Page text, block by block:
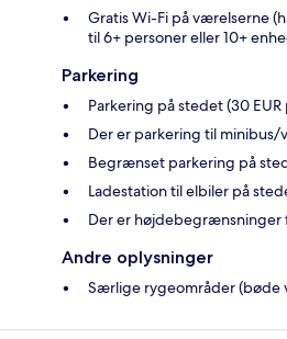
Gratis Wi-Fi på værelserne
til 6+ personer eller 10+
Parkering
Parkering på stedet (30 EUR
Der er parkering til
Begrænset parkering på
Ladestation til elbiler på
Der er højdebegrænsninger
Andre oplysninger
Særlige rygeområder (bøde